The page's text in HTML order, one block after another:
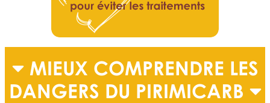
MIEUX COMPRENDRE LES
DANGERS DU PIRIMICARB